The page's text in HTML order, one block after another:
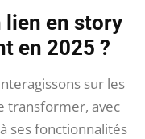
lien en story
en 2025 ?
sur les
transformer, avec
ses fonctionnalités